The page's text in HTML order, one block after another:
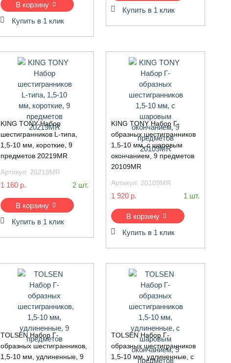
В корзину
Купить в 1 клик
Купить в 1 клик
KING TONY Набор
шестигранников L-типа,
1,5-10 мм, короткие, 9
предметов 20219MR
Артикул: 20219MR
1 160 р. 2 шт.
В корзину
Купить в 1 клик
KING TONY Набор Г-
образных шестигранников
1,5-10 мм, с шаровым
окончанием, 9 предметов
20109MR
Артикул: 20109MR
1 920 р. 1 шт.
В корзину
Купить в 1 клик
TOLSEN Набор Г-
образных шестигранников,
1,5-10 мм, удлиненные, 9
TOLSEN Набор Г-
образных шестигранников
1,5-10 мм, удлиненные, с